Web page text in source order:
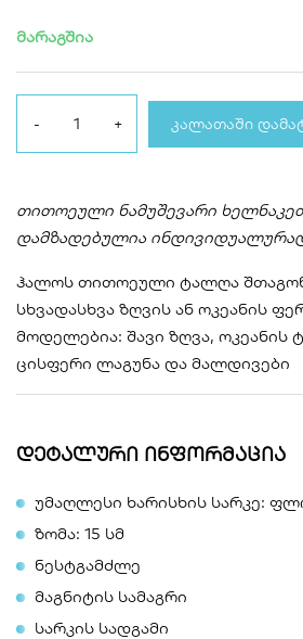
მარაგშია
ᲙᲐᲚᲐᲗᲐᲨᲘ
თითოეული ნამუშევარი ხელნ
დამზადებულია ინდივი
ჰალოს თითოეული ტალღა
სხვადასხვა ზღვის ან ოკეანის
მოდელებია: შავი ზღვა, ოკეანის
ცისფერი ლაგუნა და მალდივები
დეტალური ინფორმაცია
უმაღლესი ხარისხის სარკე:
ზომა: 15 სმ
ნესტგამძლე
მაგნიტის სამაგრი
სარკის სადგამი